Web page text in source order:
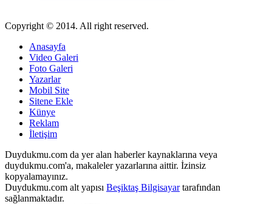
Copyright © 2014. All right reserved.
Anasayfa
Video Galeri
Foto Galeri
Yazarlar
Mobil Site
Sitene Ekle
Künye
Reklam
İletişim
Duydukmu.com da yer alan haberler kaynaklarına veya
duydukmu.com'a, makaleler yazarlarına aittir. İzinsiz
kopyalamayınız.
Duydukmu.com alt yapısı Beşiktaş Bilgisayartarafından
sağlanmaktadır.